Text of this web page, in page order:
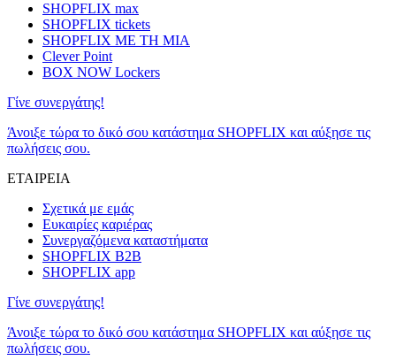
SHOPFLIX max
SHOPFLIX tickets
SHOPFLIX ΜΕ ΤΗ ΜΙΑ
Clever Point
BOX NOW Lockers
Γίνε συνεργάτης!
Άνοιξε τώρα το δικό σου κατάστημα SHOPFLIX και αύξησε τις
πωλήσεις σου.
ΕΤΑΙΡΕΙΑ
Σχετικά με εμάς
Ευκαιρίες καριέρας
Συνεργαζόμενα καταστήματα
SHOPFLIX B2B
SHOPFLIX app
Γίνε συνεργάτης!
Άνοιξε τώρα το δικό σου κατάστημα SHOPFLIX και αύξησε τις
πωλήσεις σου.